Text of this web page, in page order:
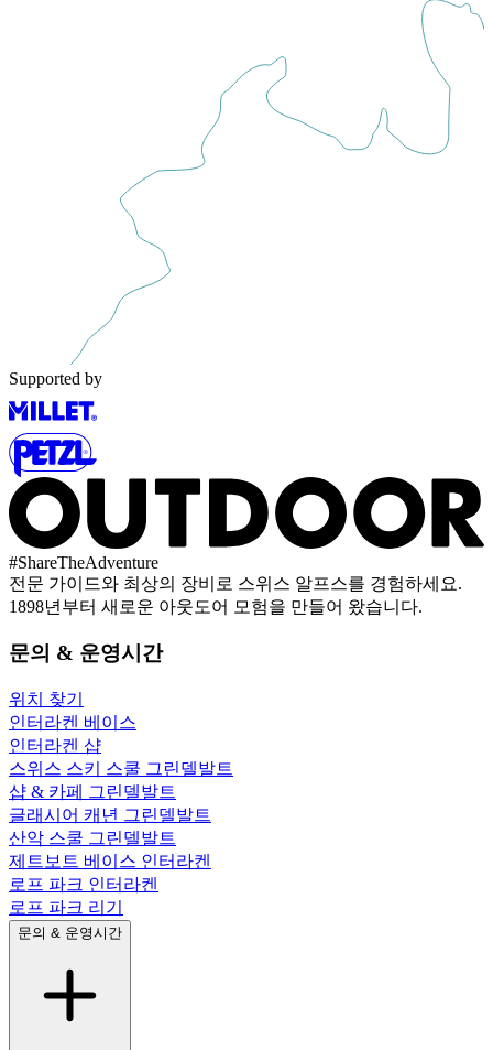
Supported by
#ShareTheAdventure
전문 가이드와 최상의 장비로 스위스 알프스를 경험하세요.
1898년부터 새로운 아웃도어 모험을 만들어 왔습니다.
문의 & 운영시간
위치 찾기
인터라켄 베이스
인터라켄 샵
스위스 스키 스쿨 그린델발트
샵 & 카페 그린델발트
글래시어 캐년 그린델발트
산악 스쿨 그린델발트
제트보트 베이스 인터라켄
로프 파크 인터라켄
로프 파크 리기
문의 & 운영시간